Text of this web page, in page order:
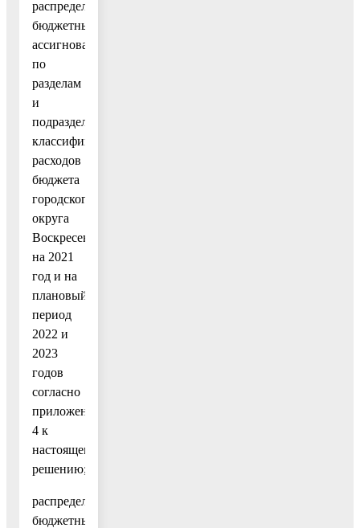
распределение
бюджетных
ассигнований
по
разделам
и
подразделам
классификации
расходов
бюджета
городского
округа
Воскресенск
на 2021
год и на
плановый
период
2022 и
2023
годов
согласно
приложению
4 к
настоящему
решению;
распределение
бюджетных